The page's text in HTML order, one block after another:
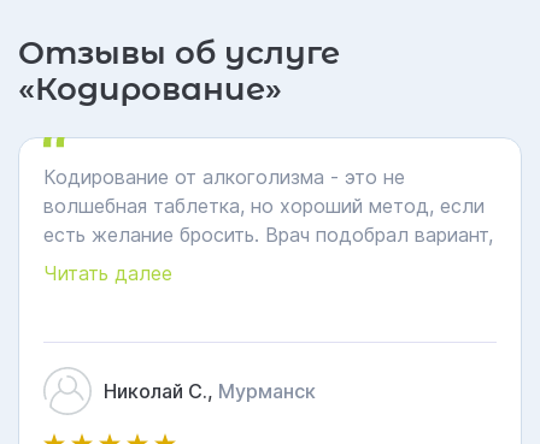
Отзывы об услуге
«Кодирование»
Кодирование от алкоголизма - это не
волшебная таблетка, но хороший метод, если
есть желание бросить. Врач подобрал вариант,
все рассказал, как работает. Кодировался год
я могу его остановить. Хорошая клиника,
работают профессионалы
Читать далее
Николай С., Мурманск